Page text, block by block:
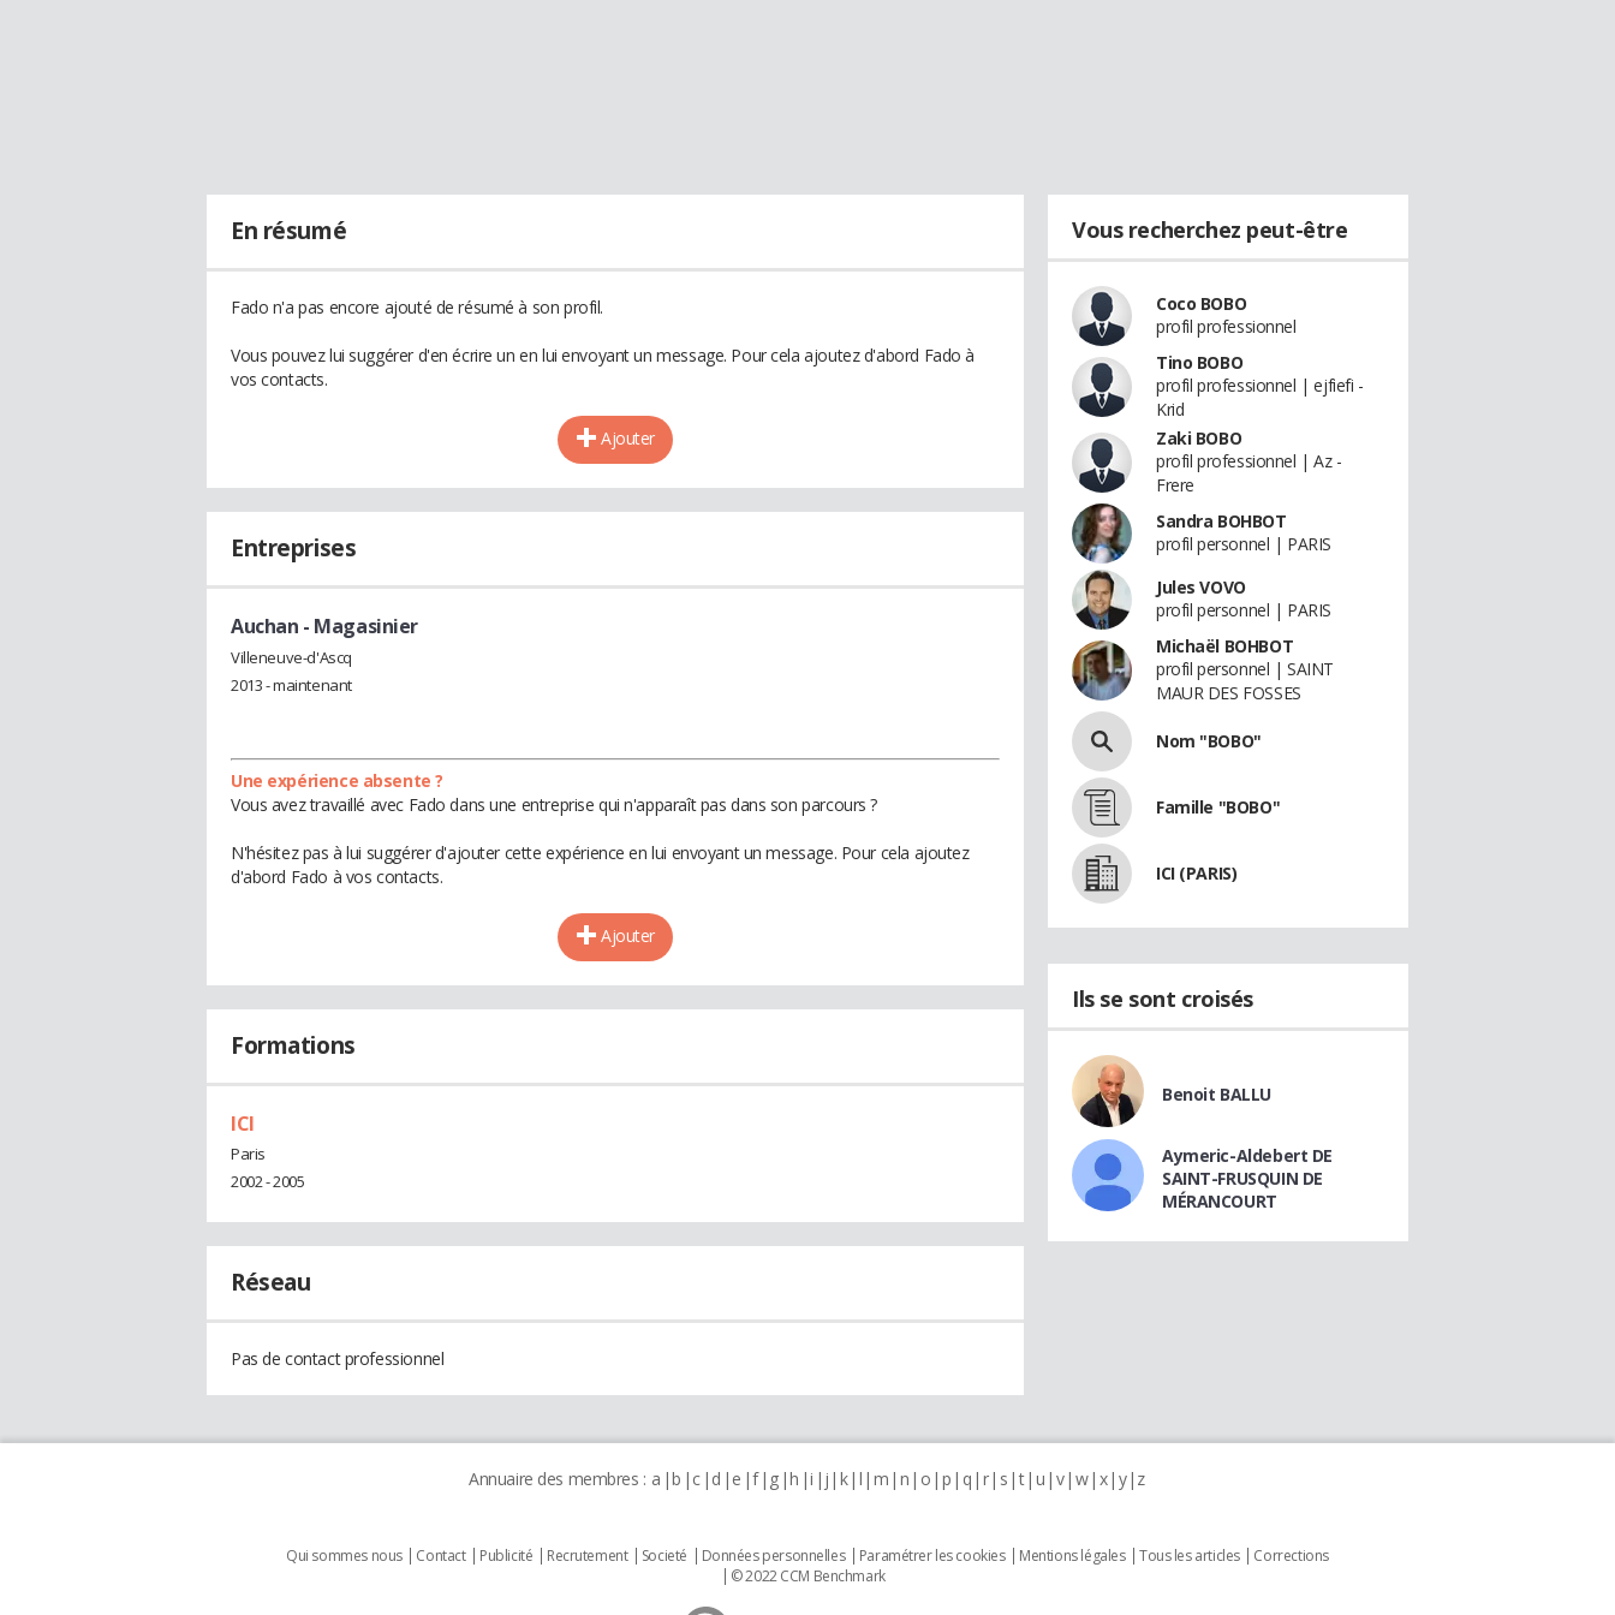
En résumé
Fado n'a pas encore ajouté de résumé à son profil.
Vous pouvez lui suggérer d'en écrire un en lui envoyant un message. Pour cela ajoutez d'abord Fado à
vos contacts.
Ajouter
Entreprises
Auchan - Magasinier
Villeneuve-d'Ascq
2013 - maintenant
Une expérience absente ?
Vous avez travaillé avec Fado dans une entreprise qui n'apparaît pas dans son parcours ?
N'hésitez pas à lui suggérer d'ajouter cette expérience en lui envoyant un message. Pour cela ajoutez
d'abord Fado à vos contacts.
Ajouter
Formations
ICI
Paris
2002 - 2005
Réseau
Pas de contact professionnel
Vous recherchez peut-être
Coco BOBO
profil professionnel
Tino BOBO
profil professionnel | ejfiefi -
Krid
Zaki BOBO
profil professionnel | Az -
Frere
Sandra BOHBOT
profil personnel | PARIS
Jules VOVO
profil personnel | PARIS
Michaël BOHBOT
profil personnel | SAINT
MAUR DES FOSSES
Nom "BOBO"
Famille "BOBO"
ICI (PARIS)
Ils se sont croisés
Benoit BALLU
Aymeric-Aldebert DE
SAINT-FRUSQUIN DE
MÉRANCOURT
Annuaire des membres : a b c d e f g h i j k l m n o p q r s t u v w x y z
Qui sommes nous Contact Publicité Recrutement Societé Données personnelles Paramétrer les cookies Mentions légales Tous les articles
Corrections
© 2022 CCM Benchmark